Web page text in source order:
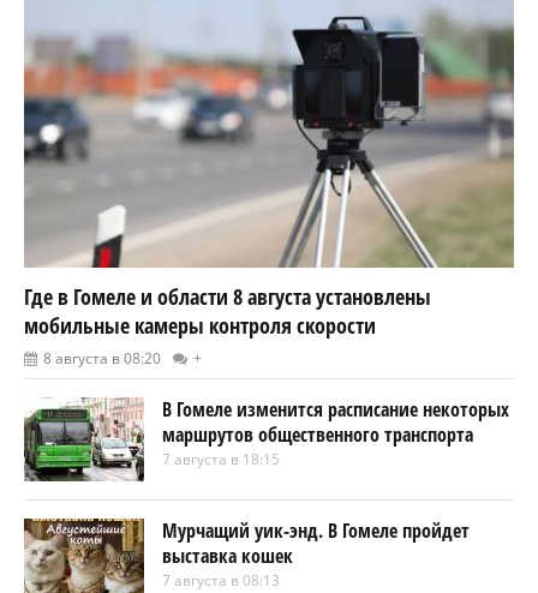
Где в Гомеле и области 8 августа установлены
мобильные камеры контроля скорости
8 августа в 08:20 +
В Гомеле изменится расписание некоторых
маршрутов общественного транспорта
7 августа в 18:15
Мурчащий уик-энд. В Гомеле пройдет
выставка кошек
7 августа в 08:13